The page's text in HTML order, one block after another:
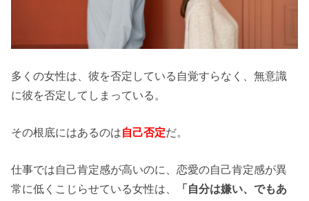
多くの女性は、彼を否定している自覚すらなく、無意識
に彼を否定してしまっている。
その根底にはあるのは自己否定だ。
仕事では自己肯定感が高いのに、恋愛の自己肯定感が異
常に低くこじらせている女性は、
「自分は嫌い、でもあ